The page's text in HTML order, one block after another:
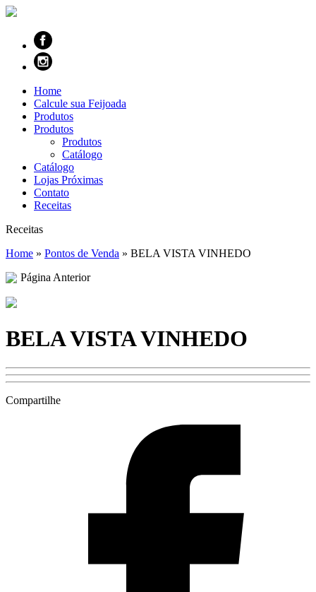
Home
Calcule sua Feijoada
Produtos
Produtos
Produtos
Catálogo
Catálogo
Lojas Próximas
Contato
Receitas
Receitas
Home » Pontos de Venda » BELA VISTA VINHEDO
Página Anterior
BELA VISTA VINHEDO
Compartilhe